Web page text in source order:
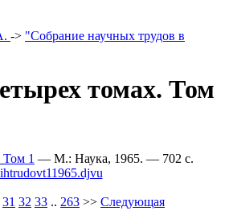
-> "Собрание научных трудов в
томах. Том
1 — М.: Наука, 1965. — 702 c.
31 32 33 .. 263 >> Следующая